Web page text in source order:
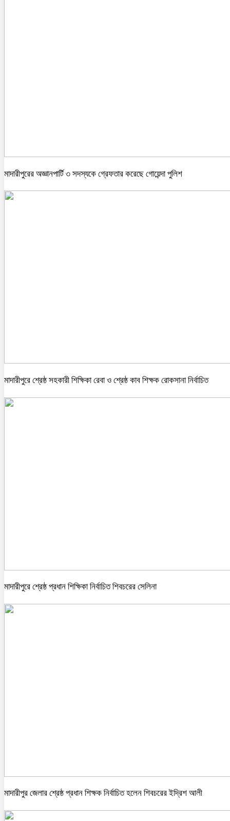
মাদারীপুরের অজ্ঞানপার্টি ৩ সদস্যকে গ্রেফতার করেছে গোয়েন্দা পুলিশ
মাদারীপুরে শ্রেষ্ঠ সহকারী শিক্ষিকা রেবা ও শ্রেষ্ঠ কাব শিক্ষক রোকসানা নির্বাচিত
মাদারীপুরে শ্রেষ্ঠ প্রধান শিক্ষিকা নির্বাচিত শিবচরের সেলিনা
মাদারীপুর জেলার শ্রেষ্ঠ প্রধান শিক্ষক নির্বাচিত হলেন শিবচরের ইদ্রিশ আলী